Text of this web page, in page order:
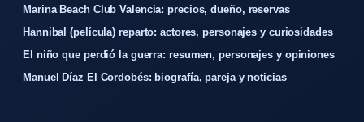
Marina Beach Club Valencia: precios, dueño, reservas
Hannibal (película) reparto: actores, personajes y curiosidades
El niño que perdió la guerra: resumen, personajes y opiniones
Manuel Díaz El Cordobés: biografía, pareja y noticias